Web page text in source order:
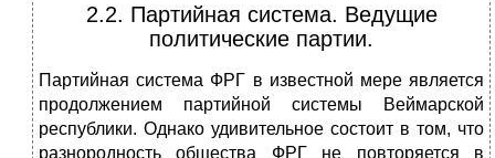
2.2. Партийная система. Ведущие
политические партии.
Партийная система ФРГ в известной мере является
продолжением пар­тийной системы Веймарской
республики. Однако удивительное состоит в том, что
разнородность общества ФРГ не повторяется в